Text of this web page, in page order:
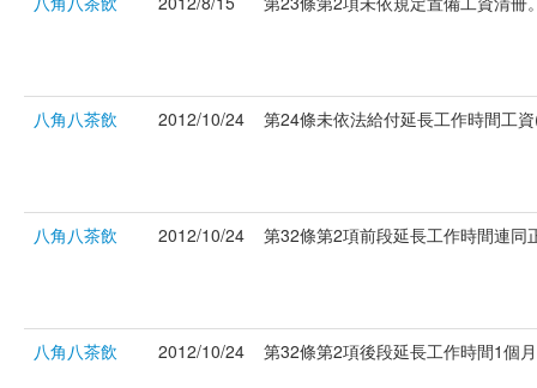
八角八茶飲 2012/10/24 第24條未依法給付延長工作時間工
八角八茶飲 2012/10/24 第32條第2項前段延長工作時間連
八角八茶飲 2012/10/24 第32條第2項後段延長工作時間1個